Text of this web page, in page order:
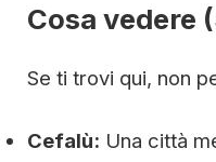
Cosa vedere
Se ti trovi qui, non
Cefalù: Una città